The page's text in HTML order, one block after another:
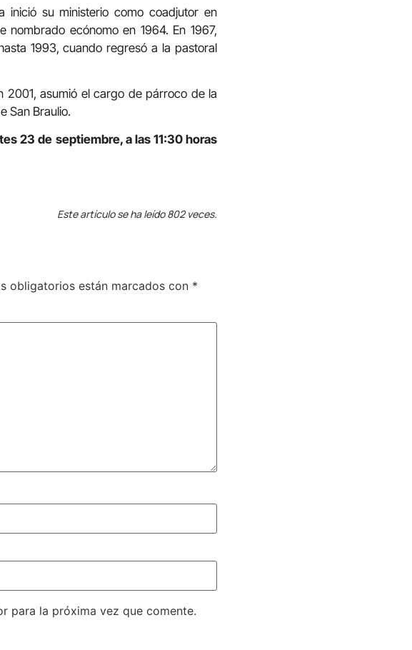
inició su ministerio como coadjutor en
ecónomo en 1964. En 1967,
1993, cuando regresó a la pastoral
2001, asumió el cargo de párroco de la
San Braulio.
23 de septiembre, a las 11:30 horas
Este artículo se ha leído 802 veces.
obligatorios están marcados con *
para la próxima vez que comente.